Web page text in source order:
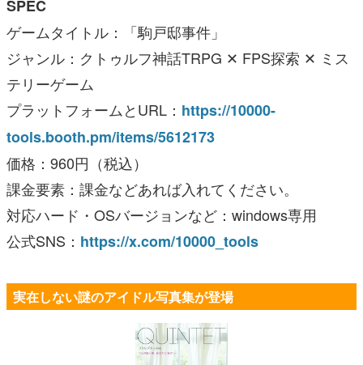
SPEC
ゲームタイトル：「駒戸邸事件」
ジャンル：クトゥルフ神話TRPG ✕ FPS探索 ✕ ミス
テリーゲーム
プラットフォームとURL： https://10000-
tools.booth.pm/items/5612173
価格：960円（税込）
課金要素：課金などあれば入れてください。
対応ハード・OSバージョンなど：windows専用
公式SNS： https://x.com/10000_tools
実在しない謎のアイドル写真集が登場